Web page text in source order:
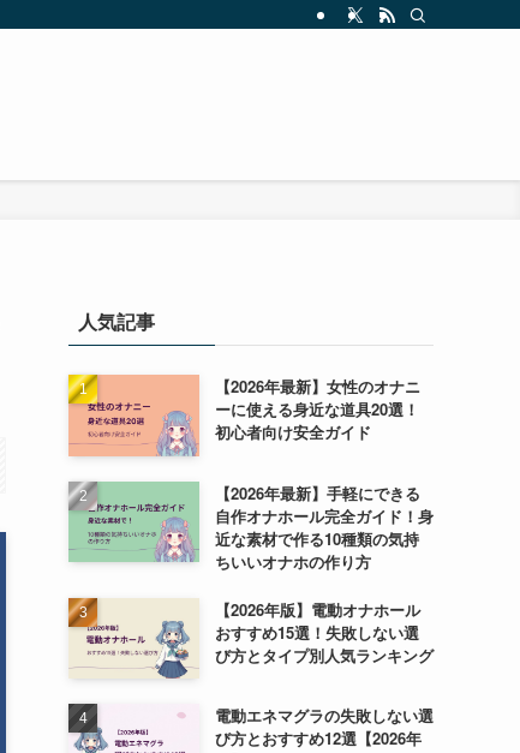
人気記事
【2026年最新】女性のオナニ
ーに使える身近な道具20選！
初心者向け安全ガイド
【2026年最新】手軽にできる
自作オナホール完全ガイド！身
近な素材で作る10種類の気持
ちいいオナホの作り方
【2026年版】電動オナホール
おすすめ15選！失敗しない選
び方とタイプ別人気ランキング
電動エネマグラの失敗しない選
び方とおすすめ12選【2026年